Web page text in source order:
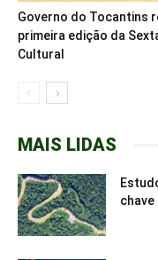
Governo do Tocantins
primeira edição da
Cultural
MAIS LIDAS